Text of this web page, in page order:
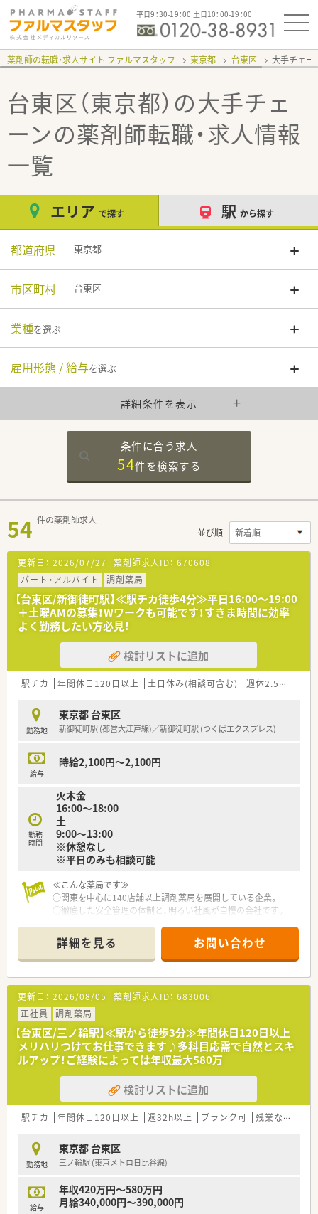
平日9：30-19：00 土日10：00-19：00
薬剤師の転職・求人サイト ファルマスタッフ 東京都 台東区 大手チェー
台東区（東京都）の大手チェ
ーンの薬剤師転職・求人情報
一覧
エリア で探す 駅 から探す
都道府県 東京都
市区町村 台東区
業種を選ぶ
雇用形態 / 給与を選ぶ
詳細条件を表示
条件に合う求人
54件を検索する
54 件の薬剤師求人
並び順
更新日： 2026/07/27 薬剤師求人ID： 670608
パート・アルバイト
調剤薬局
【台東区/新御徒町駅】≪駅チカ徒歩4分≫平日16:00～19:00
＋土曜AMの募集！Wワークも可能です！すきま時間に効率
よく勤務したい方必見！
検討リストに追加
駅チカ 年間休日120日以上 土日休み(相談可含む) 週休2.5日以上
勤務地
東京都 台東区
新御徒町駅 (都営大江戸線)／新御徒町駅 (つくばエクスプレス)
給与
時給2,100円～2,100円
勤務
時間
火木金
16:00～18:00
土
9:00～13:00
※休憩なし
※平日のみも相談可能
≪こんな薬局です≫
○関東を中心に140店舗以上調剤薬局を展開している企業。
○徹底した安全管理の体制と、明るい社風が自慢の会社です。
○患者様からの厚い信頼が、高い実績となっています。
○システム関係が整っているので、ジェネリック提案の際も自動
で金額差も出してくれるので、落ち着いて投薬できます。
≪こんな薬局です≫
○新御徒町駅から徒歩4分！アクセス抜群◎
○メインの応需科目は内科, 呼吸器科, 小児科です！
○処方箋枚数は1日30～40枚/日程度！比較的落ち着いている環
境です
○幅広い年齢層が活躍されている店舗です！
詳細を見る お問い合わせ
更新日： 2026/08/05 薬剤師求人ID： 683006
正社員
調剤薬局
【台東区/三ノ輪駅】≪駅から徒歩3分≫年間休日120日以上
メリハリつけてお仕事できます♪多科目応需で自然とスキ
ルアップ！ご経験によっては年収最大580万
検討リストに追加
駅チカ 年間休日120日以上 週32h以上 ブランク可 残業なし(ほぼなし含む)
勤務地
東京都 台東区
三ノ輪駅 (東京メトロ日比谷線)
給与
年収420万円～580万円
月給340,000円～390,000円